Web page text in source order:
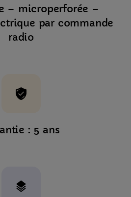
– microperforée –
par commande
radio
: 5 ans